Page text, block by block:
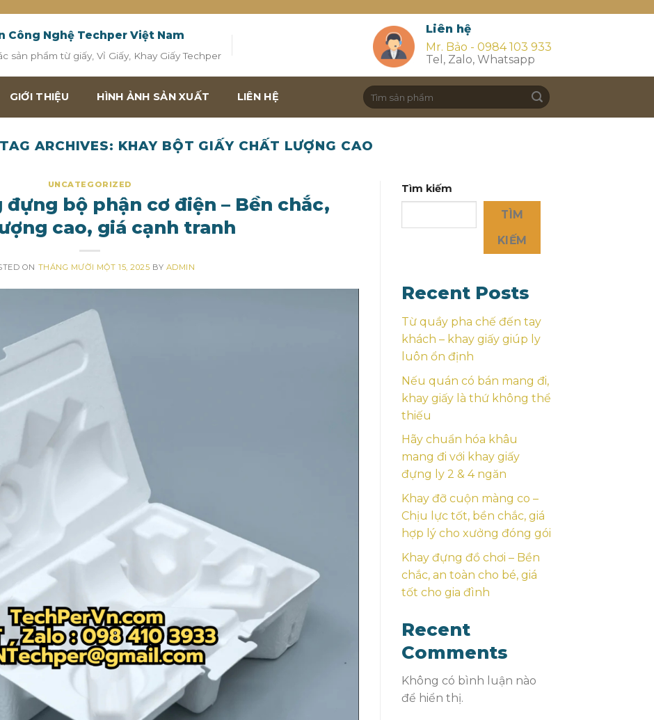
Công Nghệ Techper Việt Nam
sản phẩm từ giấy, Vỉ Giấy, Khay Giấy Techper
Liên hệ
Mr. Bảo - 0984 103 933
Tel, Zalo, Whatsapp
GIỚI THIỆU HÌNH ẢNH SẢN XUẤT LIÊN HỆ
Search
for:
TAG ARCHIVES: KHAY BỘT GIẤY CHẤT LƯỢNG CAO
UNCATEGORIZED
bộ phận cơ điện – Bền chắc,
cao, giá cạnh tranh
ON THÁNG MƯỜI MỘT 15, 2025 BY ADMIN
Tìm kiếm
TÌM
KIẾM
Recent Posts
Từ quầy pha chế đến tay
khách – khay giấy giúp ly
luôn ổn định
Nếu quán có bán mang đi,
khay giấy là thứ không thể
thiếu
Hãy chuẩn hóa khâu
mang đi với khay giấy
đựng ly 2 & 4 ngăn
Khay đỡ cuộn màng co –
Chịu lực tốt, bền chắc, giá
hợp lý cho xưởng đóng gói
Khay đựng đồ chơi – Bền
chắc, an toàn cho bé, giá
tốt cho gia đình
Recent
Comments
Không có bình luận nào
để hiển thị.